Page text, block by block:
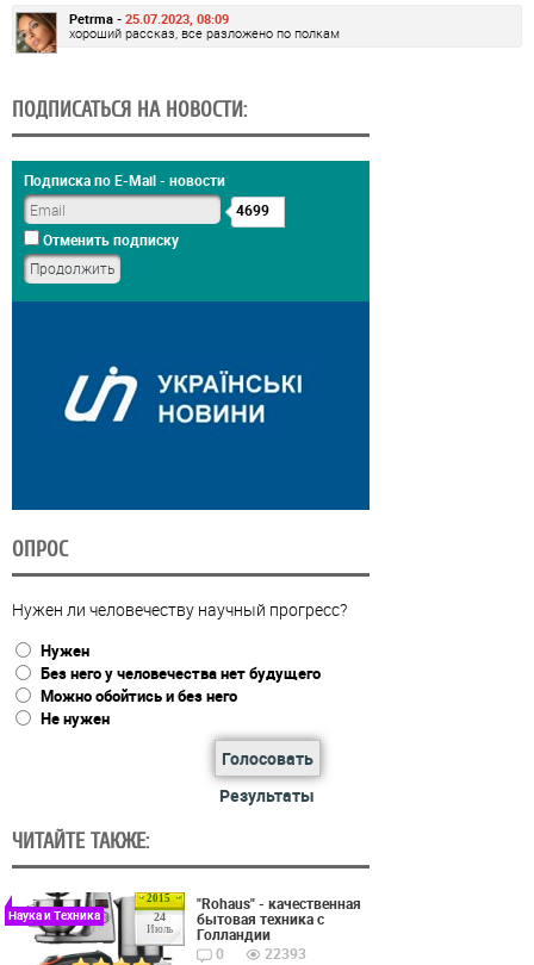
Petrma - 25.07.2023, 08:09
хороший рассказ, все разложено по полкам
ПОДПИСАТЬСЯ НА НОВОСТИ:
Подписка по E-Mail - новости
4699
Отменить подписку
ОПРОС
Нужен ли человечеству научный прогресс?
Нужен
Без него у человечества нет будущего
Можно обойтись и без него
Не нужен
Голосовать
Результаты
ЧИТАЙТЕ ТАКЖЕ:
2015
24
Июль
Наука и Техника
"Rohaus" - качественная
бытовая техника с
Голландии
0
22393